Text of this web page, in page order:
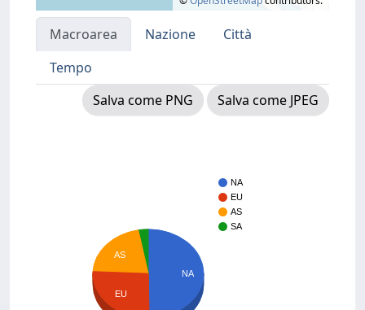
Macroarea Nazione
Città
Tempo
Salva come PNG
Salva come JPEG
NA
EU
AS
SA
NA
AS
EU